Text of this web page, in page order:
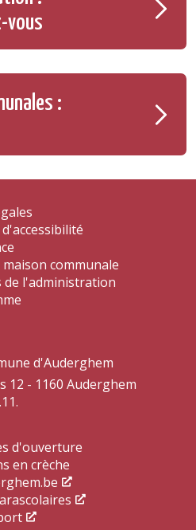
vous
:
maison communale
de l'administration
d'Auderghem
12 - 1160 Auderghem
d'ouverture
en crèche